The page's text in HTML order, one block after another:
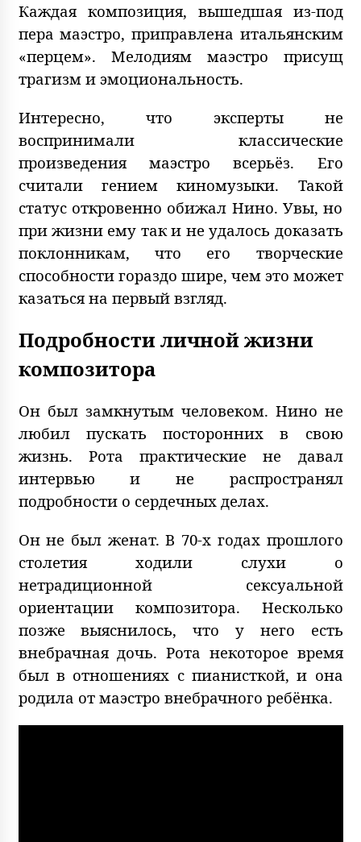
Каждая композиция, вышедшая из-под
пера маэстро, приправлена итальянским
«перцем». Мелодиям маэстро присущ
трагизм и эмоциональность.
Интересно, что эксперты не
воспринимали классические
произведения маэстро всерьёз. Его
считали гением киномузыки. Такой
статус откровенно обижал Нино. Увы, но
при жизни ему так и не удалось доказать
поклонникам, что его творческие
способности гораздо шире, чем это может
казаться на первый взгляд.
Подробности личной жизни
композитора
Он был замкнутым человеком. Нино не
любил пускать посторонних в свою
жизнь. Рота практические не давал
интервью и не распространял
подробности о сердечных делах.
Он не был женат. В 70-х годах прошлого
столетия ходили слухи о
нетрадиционной сексуальной
ориентации композитора. Несколько
позже выяснилось, что у него есть
внебрачная дочь. Рота некоторое время
был в отношениях с пианисткой, и она
родила от маэстро внебрачного ребёнка.